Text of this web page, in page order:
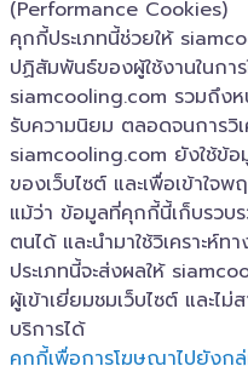
(Performance Cookies)
คุกกี้ประเภทนี้ช่วยให้
ปฏิสัมพันธ์ของผู้ใช้งานในกา
siamcooling.com รวมถึงห
รับความนิยม ตลอดจนการวิ
siamcooling.com ยังใช้ข้อ
ของเว็บไซต์ และเพื่อเข้าใจ
แม้ว่า ข้อมูลที่คุกกี้นี้เก็บรวบร
ตนได้ และนำมาใช้วิเคราะห์
ประเภทนี้จะส่งผลให้
ผู้เข้าเยี่ยมชมเว็บไซต์ และไ
บริการได้
คุกกี้เพื่อการโฆษณาไปยังก